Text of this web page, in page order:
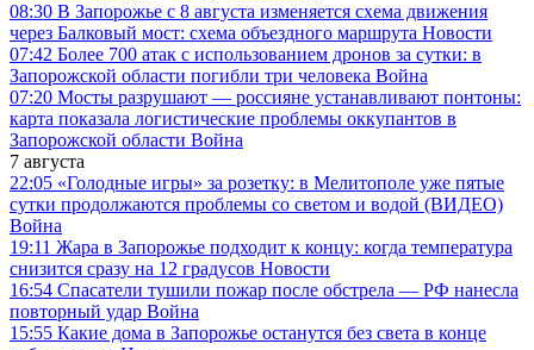
08:30 В Запорожье с 8 августа изменяется схема движения
через Балковый мост: схема объездного маршрута Новости
07:42 Более 700 атак с использованием дронов за сутки: в
Запорожской области погибли три человека Война
07:20 Мосты разрушают — россияне устанавливают понтоны:
карта показала логистические проблемы оккупантов в
Запорожской области Война
7 августа
22:05 «Голодные игры» за розетку: в Мелитополе уже пятые
сутки продолжаются проблемы со светом и водой (ВИДЕО)
Война
19:11 Жара в Запорожье подходит к концу: когда температура
снизится сразу на 12 градусов Новости
16:54 Спасатели тушили пожар после обстрела — РФ нанесла
повторный удар Война
15:55 Какие дома в Запорожье останутся без света в конце